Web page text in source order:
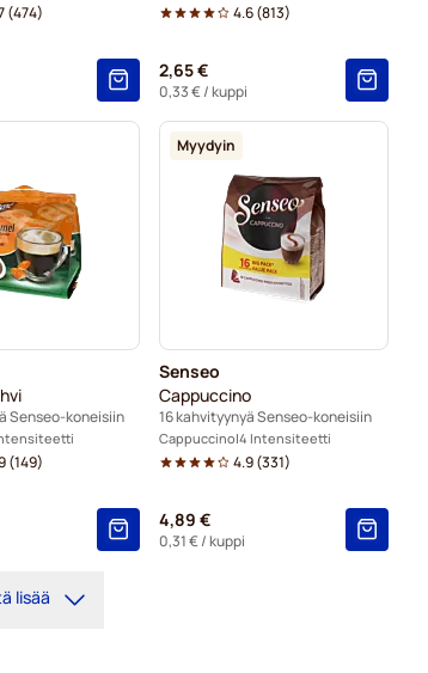
(474) 4.6(813)
2,65 €
0,33 €/ kuppi
Senseo-koneisiin
(149)
Myydyin
Senseo
Cappuccino
16 kahvityynyä Senseo-koneisiin
Cappuccino 4 Intensiteetti
4.9(331)
4,89 €
0,31 €/ kuppi
lisää